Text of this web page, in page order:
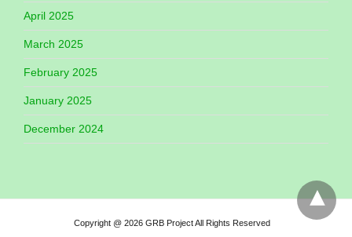
April 2025
March 2025
February 2025
January 2025
December 2024
Copyright @ 2026 GRB Project All Rights Reserved